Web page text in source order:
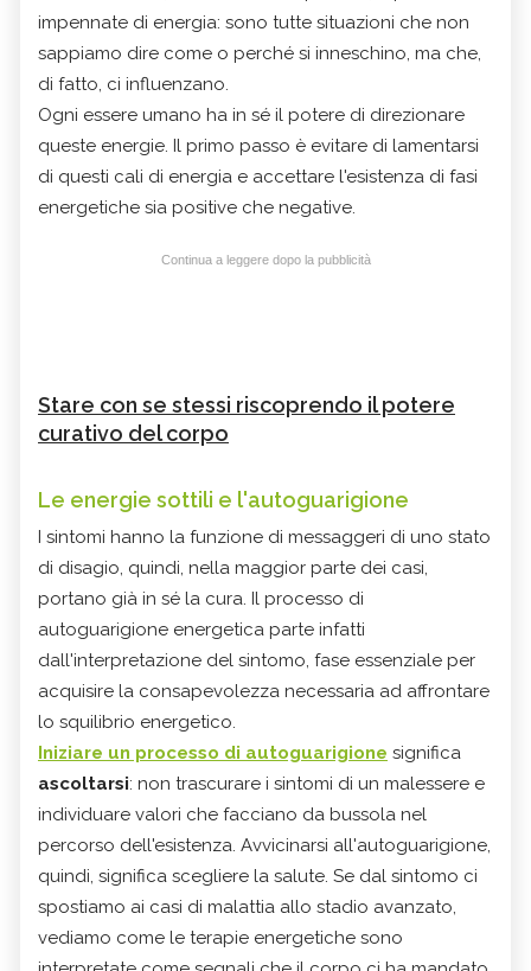
impennate di energia: sono tutte situazioni che non
sappiamo dire come o perché si inneschino, ma che,
di fatto, ci influenzano.
Ogni essere umano ha in sé il potere di direzionare
queste energie. Il primo passo è evitare di lamentarsi
di questi cali di energia e accettare l'esistenza di fasi
energetiche sia positive che negative.
Continua a leggere dopo la pubblicità
Stare con se stessi riscoprendo il potere
curativo del corpo
Le energie sottili e l'autoguarigione
I sintomi hanno la funzione di messaggeri di uno stato
di disagio, quindi, nella maggior parte dei casi,
portano già in sé la cura. Il processo di
autoguarigione energetica parte infatti
dall'interpretazione del sintomo, fase essenziale per
acquisire la consapevolezza necessaria ad affrontare
lo squilibrio energetico.
Iniziare un processo di autoguarigione significa
ascoltarsi: non trascurare i sintomi di un malessere e
individuare valori che facciano da bussola nel
percorso dell'esistenza. Avvicinarsi all'autoguarigione,
quindi, significa scegliere la salute. Se dal sintomo ci
spostiamo ai casi di malattia allo stadio avanzato,
vediamo come le terapie energetiche sono